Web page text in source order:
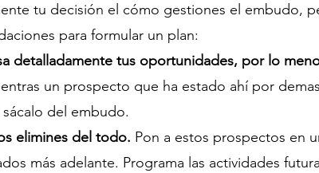
tu decisión el cómo gestiones el embudo,
para formular un plan:
detalladamente tus oportunidades, por lo
un prospecto que ha estado ahí por
sácalo del embudo.
elimines del todo. Pon a estos prospectos en
más adelante. Programa las actividades